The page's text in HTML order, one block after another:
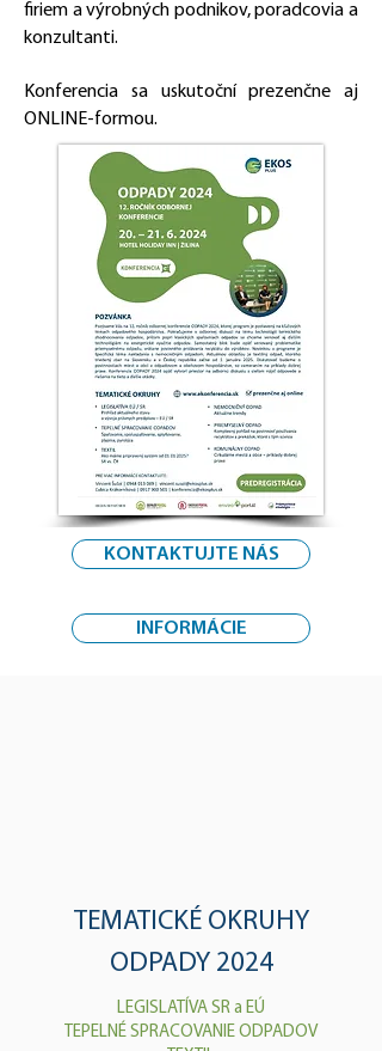
firiem a výrobných podnikov, poradcovia a
konzultanti.
Konferencia sa uskutoční prezenčne aj
ONLINE-formou.
KONTAKTUJTE NÁS
INFORMÁCIE
TEMATICKÉ OKRUHY
ODPADY 2024
LEGISLATÍVA SR a EÚ
TEPELNÉ SPRACOVANIE ODPADOV